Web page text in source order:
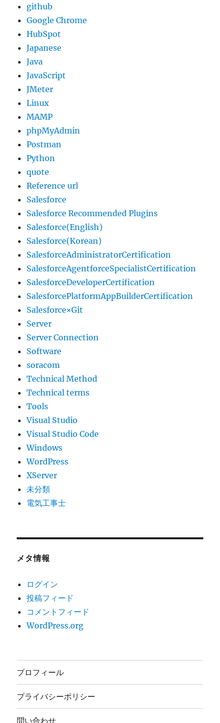
github
Google Chrome
HubSpot
Japanese
Java
JavaScript
JMeter
Linux
MAMP
phpMyAdmin
Postman
Python
quote
Reference url
Salesforce
Salesforce Recommended Plugins
Salesforce(English)
Salesforce(Korean)
SalesforceAdministratorCertification
SalesforceAgentforceSpecialistCertification
SalesforceDeveloperCertification
SalesforcePlatformAppBuilderCertification
Salesforce×Git
Server
Server Connection
Software
soracom
Technical Method
Technical terms
Tools
Visual Studio
Visual Studio Code
Windows
WordPress
XServer
未分類
電気工事士
メタ情報
ログイン
投稿フィード
コメントフィード
WordPress.org
プロフィール
プライバシーポリシー
問い合わせ